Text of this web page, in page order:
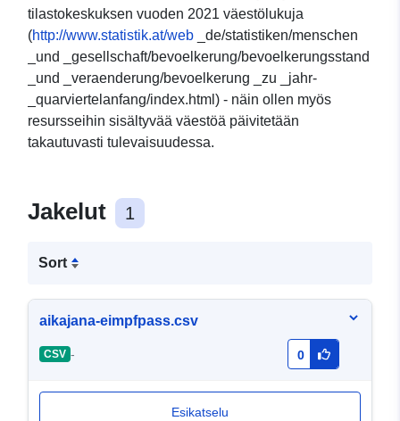
tilastokeskuksen vuoden 2021 väestölukuja
(http://www.statistik.at/web _de/statistiken/menschen
_und _gesellschaft/bevoelkerung/bevoelkerungsstand
_und _veraenderung/bevoelkerung _zu _jahr-
_quarviertelanfang/index.html) - näin ollen myös
resursseihin sisältyvää väestöä päivitetään
takautuvasti tulevaisuudessa.
Jakelut 1
Sort
aikajana-eimpfpass.csv
CSV - 0
Esikatselu